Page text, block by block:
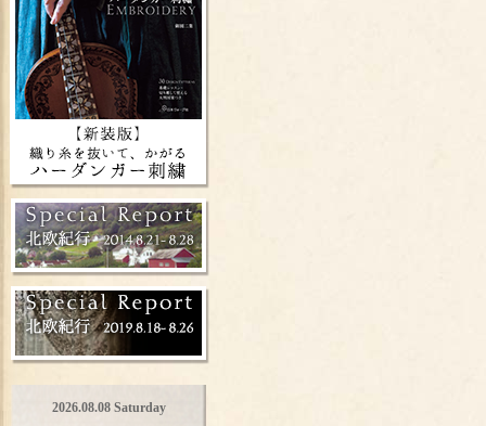
2026.08.08 Saturday